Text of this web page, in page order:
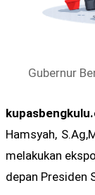
Gubernur
Hamsyah,
melakukan
depan Presiden